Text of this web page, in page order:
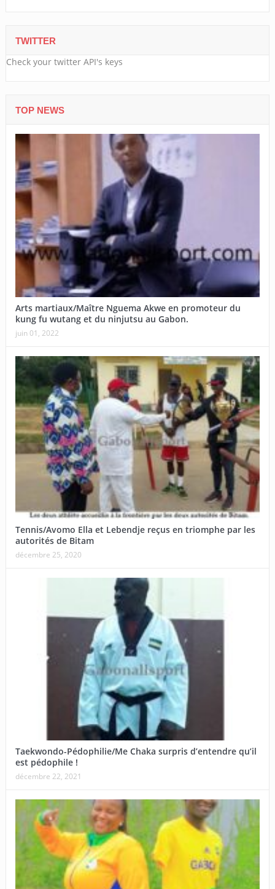
TWITTER
Check your twitter API's keys
TOP NEWS
Arts martiaux/Maître Nguema Akwe en promoteur du
kung fu wutang et du ninjutsu au Gabon.
juin 01, 2022
Tennis/Avomo Ella et Lebendje reçus en triomphe par les
autorités de Bitam
décembre 25, 2020
Taekwondo-Pédophilie/Me Chaka surpris d’entendre qu’il
est pédophile !
décembre 22, 2021